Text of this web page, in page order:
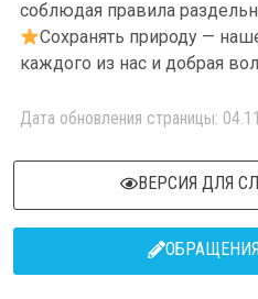
соблюдая правила
Сохранять природу —
каждого из нас и добрая
Дата обновления страницы:
ВЕРСИЯ ДЛЯ